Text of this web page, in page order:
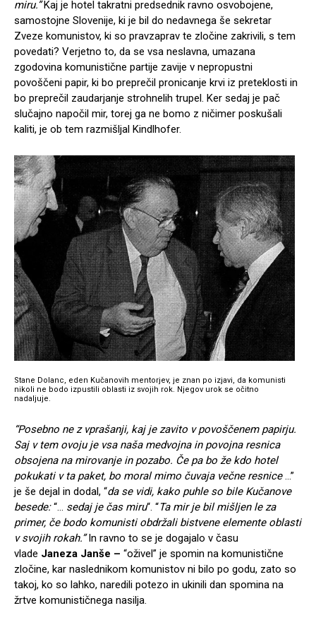
miru.”Kaj je hotel takratni predsednik ravno osvobojene,
samostojne Slovenije, ki je bil do nedavnega še sekretar
Zveze komunistov, ki so pravzaprav te zločine zakrivili, s tem
povedati? Verjetno to, da se vsa neslavna, umazana
zgodovina komunistične partije zavije v nepropustni
povoščeni papir, ki bo preprečil pronicanje krvi iz preteklosti in
bo preprečil zaudarjanje strohnelih trupel. Ker sedaj je pač
slučajno napočil mir, torej ga ne bomo z ničimer poskušali
kaliti, je ob tem razmišljal Kindlhofer.
Stane Dolanc, eden Kučanovih mentorjev, je znan po izjavi, da komunisti
nikoli ne bodo izpustili oblasti iz svojih rok. Njegov urok se očitno
nadaljuje.
“Posebno ne z vprašanji, kaj je zavito v povoščenem papirju.
Saj v tem ovoju je vsa naša medvojna in povojna resnica
obsojena na mirovanje in pozabo. Če pa bo že kdo hotel
pokukati v ta paket, bo moral mimo čuvaja večne resnice…”
je še dejal in dodal, “da se vidi, kako puhle so bile Kučanove
besede:“… sedaj je čas miru“. “Ta mir je bil mišljen le za
primer, če bodo komunisti obdržali bistvene elemente oblasti
v svojih rokah.”In ravno to se je dogajalo v času
vlade Janeza Janše – “oživel” je spomin na komunistične
zločine, kar naslednikom komunistov ni bilo po godu, zato so
takoj, ko so lahko, naredili potezo in ukinili dan spomina na
žrtve komunističnega nasilja.